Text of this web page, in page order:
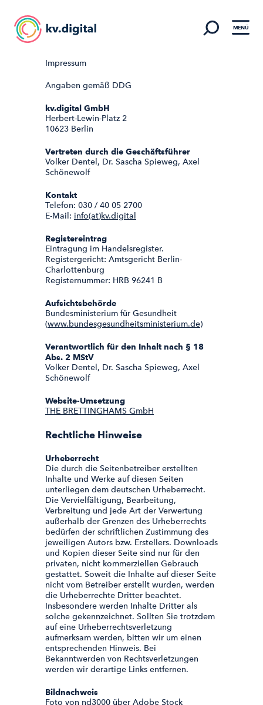
MENÜ
Impressum
Angaben gemäß DDG
kv.digital GmbH
Herbert-Lewin-Platz 2
10623 Berlin
Vertreten durch die Geschäftsführer
Volker Dentel, Dr. Sascha Spieweg, Axel
Schönewolf
Kontakt
Telefon: 030 / 40 05 2700
E-Mail: info(at)kv.digital
Registereintrag
Eintragung im Handelsregister.
Registergericht: Amtsgericht Berlin-
Charlottenburg
Registernummer: HRB 96241 B
Aufsichtsbehörde
Bundesministerium für Gesundheit
(www.bundesgesundheitsministerium.de)
Verantwortlich für den Inhalt nach § 18
Abs. 2 MStV
Volker Dentel, Dr. Sascha Spieweg, Axel
Schönewolf
Website-Umsetzung
THE BRETTINGHAMS GmbH
Rechtliche Hinweise
Urheberrecht
Die durch die Seitenbetreiber erstellten
Inhalte und Werke auf diesen Seiten
unterliegen dem deutschen Urheberrecht.
Die Vervielfältigung, Bearbeitung,
Verbreitung und jede Art der Verwertung
außerhalb der Grenzen des Urheberrechts
bedürfen der schriftlichen Zustimmung des
jeweiligen Autors bzw. Erstellers. Downloads
und Kopien dieser Seite sind nur für den
privaten, nicht kommerziellen Gebrauch
gestattet. Soweit die Inhalte auf dieser Seite
nicht vom Betreiber erstellt wurden, werden
die Urheberrechte Dritter beachtet.
Insbesondere werden Inhalte Dritter als
solche gekennzeichnet. Sollten Sie trotzdem
auf eine Urheberrechtsverletzung
aufmerksam werden, bitten wir um einen
entsprechenden Hinweis. Bei
Bekanntwerden von Rechtsverletzungen
werden wir derartige Links entfernen.
Bildnachweis
Foto von nd3000 über Adobe Stock